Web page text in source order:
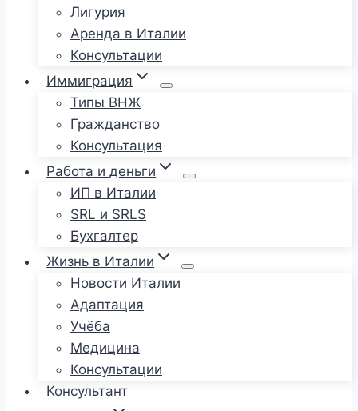
Лигурия
Аренда в Италии
Консультации
Иммиграция
Типы ВНЖ
Гражданство
Консультация
Работа и деньги
ИП в Италии
SRL и SRLS
Бухгалтер
Жизнь в Италии
Новости Италии
Адаптация
Учёба
Медицина
Консультации
Консультант